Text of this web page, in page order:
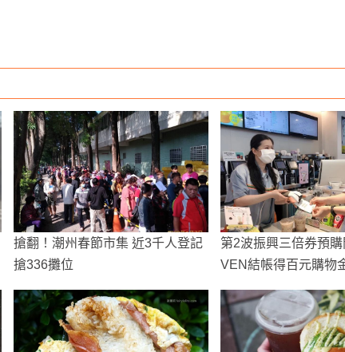
搶翻！潮州春節市集 近3千人登記
搶336攤位
第2波振興三倍券預
VEN結帳得百元購物